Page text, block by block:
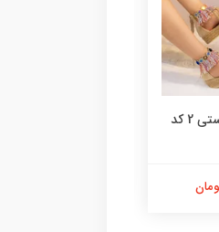
کیف سرخ پوستی 2 کد